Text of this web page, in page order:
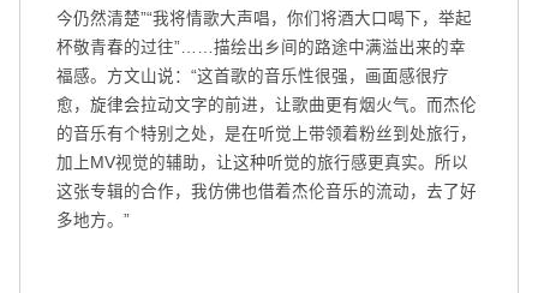
今仍然清楚”“我将情歌大声唱，你们将酒大口喝下，举起
杯敬青春的过往”……描绘出乡间的路途中满溢出来的幸
福感。方文山说：“这首歌的音乐性很强，画面感很疗
愈，旋律会拉动文字的前进，让歌曲更有烟火气。而杰伦
的音乐有个特别之处，是在听觉上带领着粉丝到处旅行，
加上MV视觉的辅助，让这种听觉的旅行感更真实。所以
这张专辑的合作，我仿佛也借着杰伦音乐的流动，去了好
多地方。”